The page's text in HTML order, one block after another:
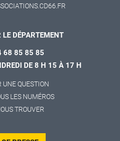
LE DÉPARTEMENT
68 85 85 85
DE 8 H 15 À 17 H
UNE QUESTION
LES NUMÉROS
TROUVER